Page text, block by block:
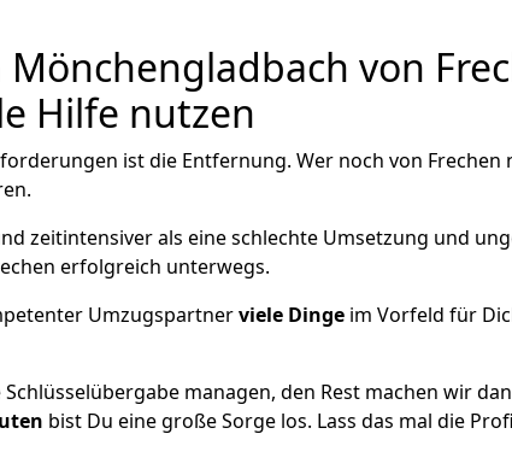
von
Hilfe nutzen
ist die Entfernung. Wer noch von
zeitintensiver als eine schlechte Umsetzung und
erfolgreich unterwegs.
Umzugspartnerviele Dinge im Vorfeld für
managen, den Rest machen wir
bist Du eine große Sorge los. Lass das mal die